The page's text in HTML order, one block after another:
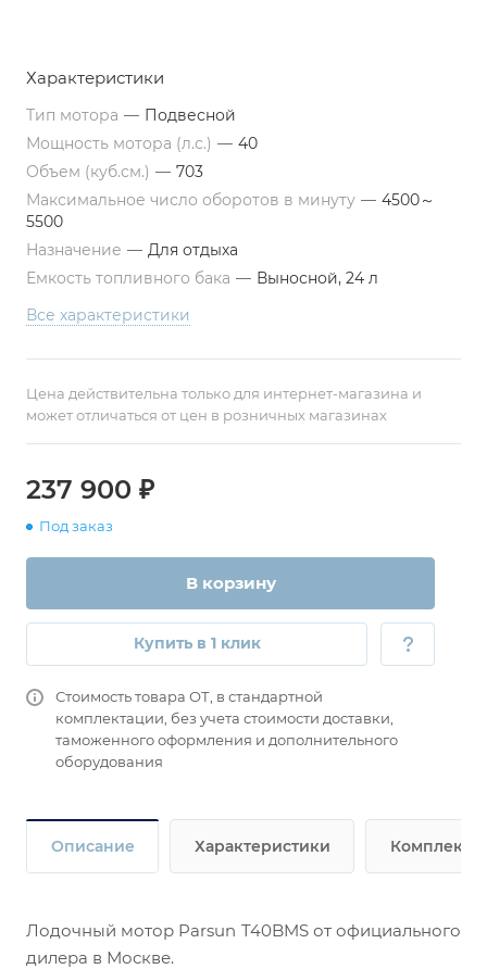
Характеристики
Тип мотора — Подвесной
Мощность мотора (л.с.) — 40
Объем (куб.см.) — 703
Максимальное число оборотов в минуту — 4500～
5500
Назначение — Для отдыха
Емкость топливного бака — Выносной, 24 л
Все характеристики
Цена действительна только для интернет-магазина и
может отличаться от цен в розничных магазинах
237 900 ₽
Под заказ
В корзину
Купить в 1 клик
Стоимость товара ОТ, в стандартной
комплектации, без учета стоимости доставки,
таможенного оформления и дополнительного
оборудования
Описание Характеристики
Лодочный мотор Parsun T40BMS от официального
дилера в Москве.